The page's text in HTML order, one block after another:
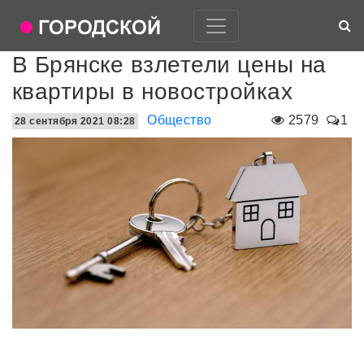
В Брянске взлетели цены на
квартиры в новостройках
2579 1
28 сентября 2021 08:28 Общество